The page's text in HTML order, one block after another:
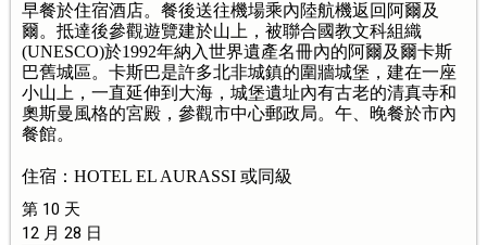
早餐於住宿酒店。餐後送往機場乘內陸航機返回阿爾及
爾。抵達後參觀遊覽建於山上，被聯合國教文科組織
(UNESCO)於1992年納入世界遺產名冊內的阿爾及爾卡斯
巴舊城區。卡斯巴是許多北非城鎮的圍牆城堡，建在一座
小山上，一直延伸到大海，城堡遺址內有古老的清真寺和
奧斯曼風格的宮殿，參觀市中心郵政局。午、晚餐於市內
餐館。
住宿：HOTEL EL AURASSI 或同級
第 10 天
12 月 28 日